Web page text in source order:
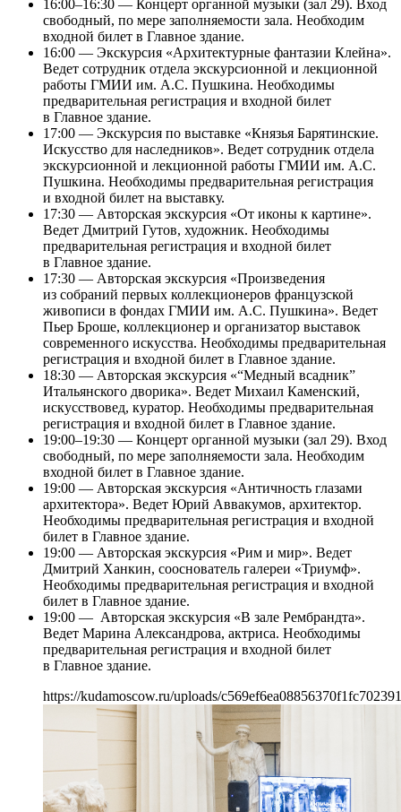
16:00–16:30 — Концерт органной музыки (зал 29). Вход
свободный, по мере заполняемости зала. Необходим
входной билет в Главное здание.
16:00 — Экскурсия «Архитектурные фантазии Клейна».
Ведет сотрудник отдела экскурсионной и лекционной
работы ГМИИ им. А.С. Пушкина. Необходимы
предварительная регистрация и входной билет
в Главное здание.
17:00 — Экскурсия по выставке «Князья Барятинские.
Искусство для наследников». Ведет сотрудник отдела
экскурсионной и лекционной работы ГМИИ им. А.С.
Пушкина. Необходимы предварительная регистрация
и входной билет на выставку.
17:30 — Авторская экскурсия «От иконы к картине».
Ведет Дмитрий Гутов, художник. Необходимы
предварительная регистрация и входной билет
в Главное здание.
17:30 — Авторская экскурсия «Произведения
из собраний первых коллекционеров французской
живописи в фондах ГМИИ им. А.С. Пушкина». Ведет
Пьер Броше, коллекционер и организатор выставок
современного искусства. Необходимы предварительная
регистрация и входной билет в Главное здание.
18:30 — Авторская экскурсия «“Медный всадник”
Итальянского дворика». Ведет Михаил Каменский,
искусствовед, куратор. Необходимы предварительная
регистрация и входной билет в Главное здание.
19:00–19:30 — Концерт органной музыки (зал 29). Вход
свободный, по мере заполняемости зала. Необходим
входной билет в Главное здание.
19:00 — Авторская экскурсия «Античность глазами
архитектора». Ведет Юрий Аввакумов, архитектор.
Необходимы предварительная регистрация и входной
билет в Главное здание.
19:00 — Авторская экскурсия «Рим и мир». Ведет
Дмитрий Ханкин, сооснователь галереи «Триумф».
Необходимы предварительная регистрация и входной
билет в Главное здание.
19:00 — Авторская экскурсия «В зале Рембрандта».
Ведет Марина Александрова, актриса. Необходимы
предварительная регистрация и входной билет
в Главное здание.
https://kudamoscow.ru/uploads/